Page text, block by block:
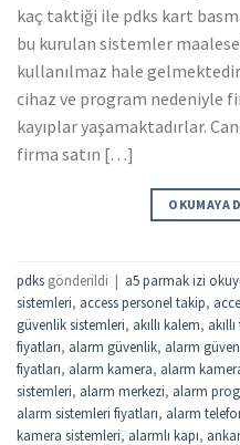
kaç taktiği ile pdks kart
bu kurulan sistemler
kullanılmaz hale
cihaz ve program nedeniyle
kayıplar yaşamaktadırlar.
firma satın […]
OKUMAYA
pdks gönderildi | a5 parmak izi
sistemleri, access personel takip,
güvenlik sistemleri, akıllı kalem,
fiyatları, alarm güvenlik, alarm
fiyatları, alarm kamera, alarm
sistemleri, alarm merkezi, alarm
alarm sistemleri fiyatları, alarm
kamera sistemleri, alarmlı kapı,